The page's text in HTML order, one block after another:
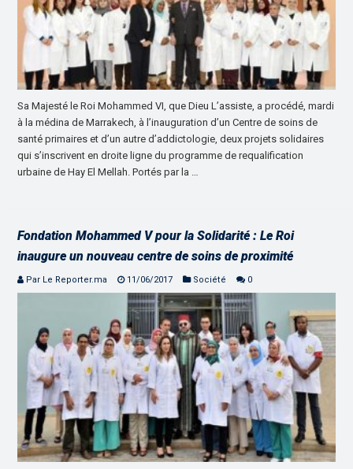
Sa Majesté le Roi Mohammed VI, que Dieu L’assiste, a procédé, mardi
à la médina de Marrakech, à l’inauguration d’un Centre de soins de
santé primaires et d’un autre d’addictologie, deux projets solidaires
qui s’inscrivent en droite ligne du programme de requalification
urbaine de Hay El Mellah. Portés par la …
Fondation Mohammed V pour la Solidarité : Le Roi
inaugure un nouveau centre de soins de proximité
Par Le Reporter.ma 11/06/2017 Société 0